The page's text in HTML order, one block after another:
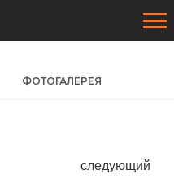
ФОТОГАЛЕРЕЯ
следующий